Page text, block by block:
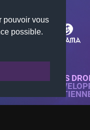
pouvoir vous
possible.
TOUS
IMAGES